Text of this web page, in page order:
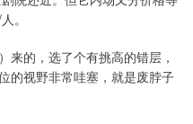
。
来的，选了个有挑高的错层，
的视野非常哇塞，就是废脖子